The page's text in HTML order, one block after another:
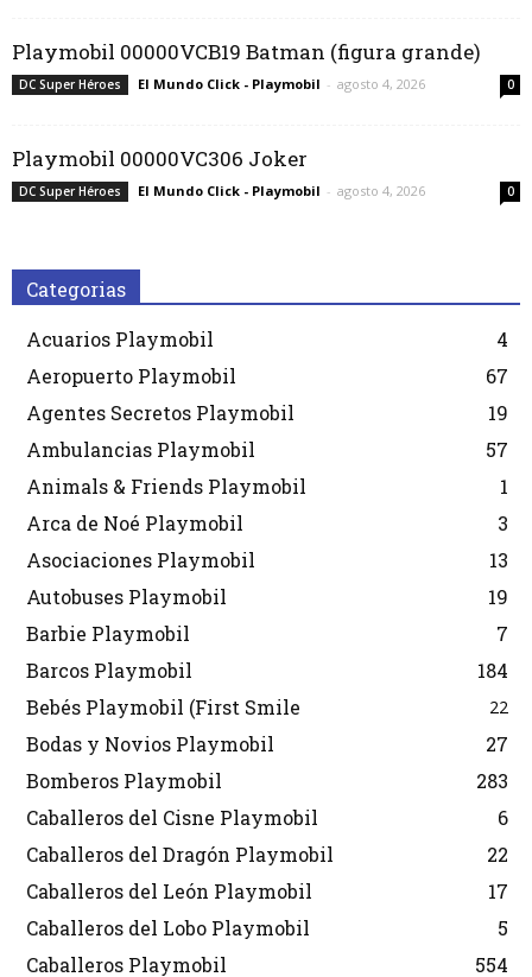
Playmobil 00000VCB19 Batman (figura grande)
DC Super Héroes El Mundo Click - Playmobil - agosto 4, 2026 0
Playmobil 00000VC306 Joker
DC Super Héroes El Mundo Click - Playmobil - agosto 4, 2026 0
Categorias
Acuarios Playmobil
4
Aeropuerto Playmobil
67
Agentes Secretos Playmobil
19
Ambulancias Playmobil
57
Animals & Friends Playmobil
1
Arca de Noé Playmobil
3
Asociaciones Playmobil
13
Autobuses Playmobil
19
Barbie Playmobil
7
Barcos Playmobil
184
Bebés Playmobil (First Smile
22
Bodas y Novios Playmobil
27
Bomberos Playmobil
283
Caballeros del Cisne Playmobil
6
Caballeros del Dragón Playmobil
22
Caballeros del León Playmobil
17
Caballeros del Lobo Playmobil
5
Caballeros Playmobil
554